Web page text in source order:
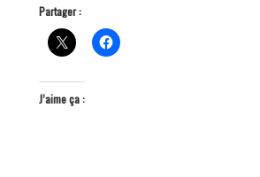
Partager :
J’aime ça :